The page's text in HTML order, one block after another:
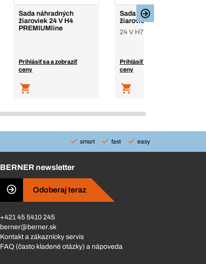
Sada náhradných
žiaroviek 24 V H4
PREMIUMline
Prihlásiť sa a zobraziť
ceny
Sada náhradných
žiaroviek PREMIUMline
24 V H7
Prihlásiť sa a zobraziť
ceny
smart fast easy
BERNER newsletter
Odoberaj teraz
+421 45 5410 245
berner@berner.sk
Kontakt a zákaznícky servis
FAQ (často kladené otázky) a nápoveda